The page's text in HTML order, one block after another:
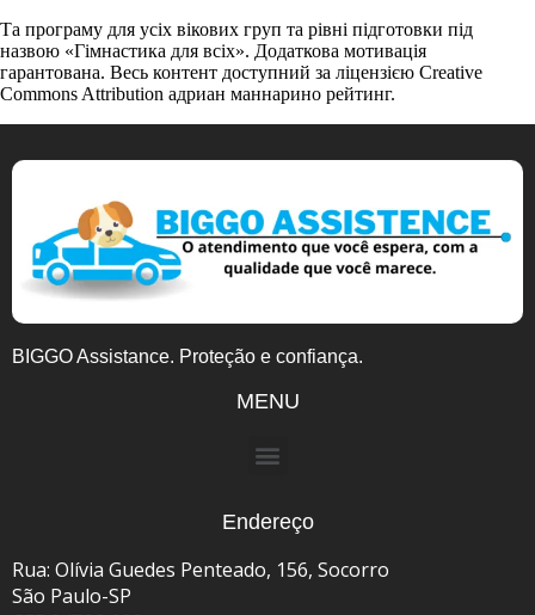
Та програму для усіх вікових груп та рівні підготовки під
назвою «Гімнастика для всіх». Додаткова мотивація
гарантована. Весь контент доступний за ліцензією Creative
Commons Attribution адриан маннарино рейтинг.
BIGGO Assistance. Proteção e confiança.
MENU
Endereço
Rua: Olívia Guedes Penteado, 156, Socorro
São Paulo-SP